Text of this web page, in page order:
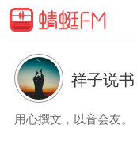
祥子说书
用心撰文，以音会友。